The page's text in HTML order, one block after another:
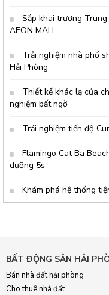
Sắp khai trương
AEON MALL
Trải nghiệm nhà phố
Hải Phòng
Thiết kế khác lạ của
nghiệm bất ngờ
Trải nghiệm tiến độ
Flamingo Cat Ba
dưỡng 5s
Khám phá hệ thống
BẤT ĐỘNG SẢN HẢI
Bán nhà đất hải phòng
Cho thuê nhà đất